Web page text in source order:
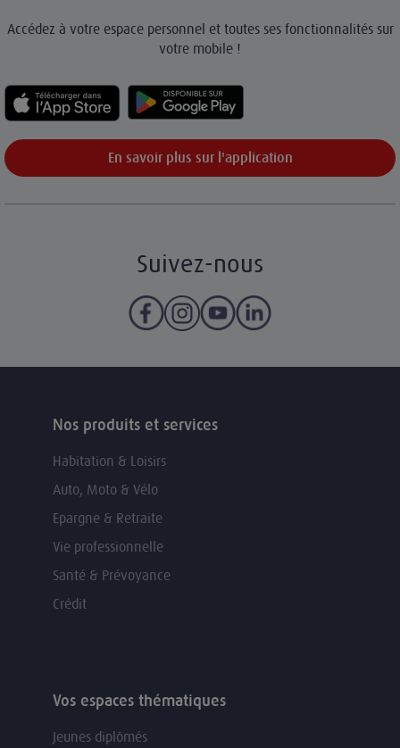
Accédez à votre espace personnel et toutes ses fonctionnalités sur
votre mobile !
En savoir plus sur l'application
Suivez-nous
Nos produits et services
Habitation & Loisirs
Auto, Moto & Vélo
Epargne & Retraite
Vie professionnelle
Santé & Prévoyance
Crédit
Vos espaces thématiques
Jeunes diplômés